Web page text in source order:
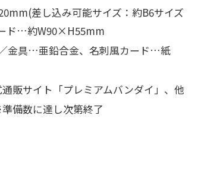
(差し込み可能サイズ：約B6サイズ
ド…約W90×H55mm
具…亜鉛合金、 名刺風カード…紙
販サイト「プレミアムバンダイ」 、他
備数に達し次第終了